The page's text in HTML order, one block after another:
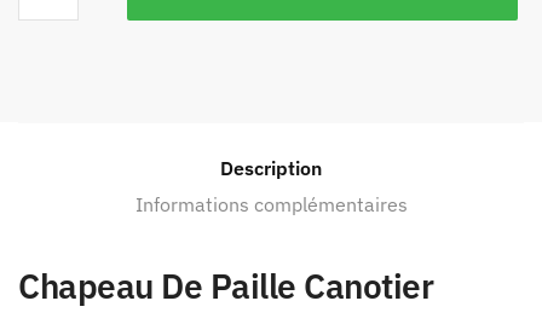
Description
Informations complémentaires
Chapeau De Paille Canotier